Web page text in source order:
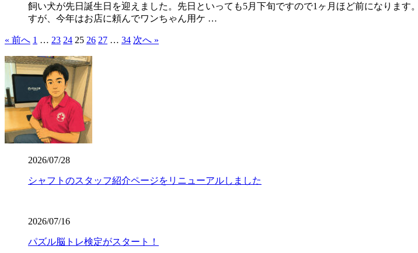
飼い犬が先日誕生日を迎えました。先日といっても5月下旬ですので1ヶ月ほど前になりま
すが、今年はお店に頼んでワンちゃん用ケ …
« 前へ 1 … 23 24 25 26 27 … 34 次へ »
2026/07/28
シャフトのスタッフ紹介ページをリニューアルしました
2026/07/16
パズル脳トレ検定がスタート！